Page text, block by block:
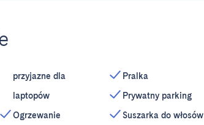
przyjazne dla
laptopów
Ogrzewanie
Pralka
Prywatny parking
Suszarka do włosów